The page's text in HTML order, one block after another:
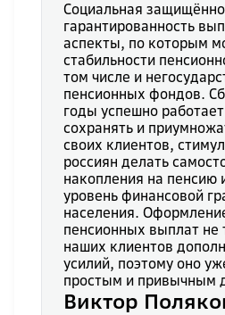
Социальная
гарантированность
аспекты, по которым
стабильности
том числе и
пенсионных фондов.
годы успешно
сохранять и
своих клиентов,
россиян делать
накопления на пенсию
уровень финансовой
населения.
пенсионных выплат не
наших клиентов
усилий, поэтому оно
простым и привычным
Виктор